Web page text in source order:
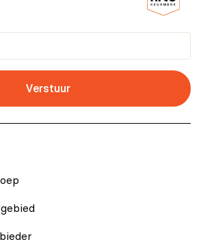
Verstuur